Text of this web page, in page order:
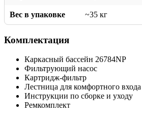
Вес в упаковке ~35 кг
Комплектация
Каркасный бассейн 26784NP
Фильтрующий насос
Картридж-фильтр
Лестница для комфортного входа
Инструкции по сборке и уходу
Ремкомплект